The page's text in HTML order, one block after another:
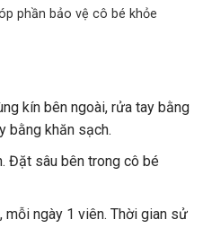
phần bảo vệ cô bé khỏe
kín bên ngoài, rửa tay bằng
bằng khăn sạch.
Đặt sâu bên trong cô bé
ngày 1 viên. Thời gian sử